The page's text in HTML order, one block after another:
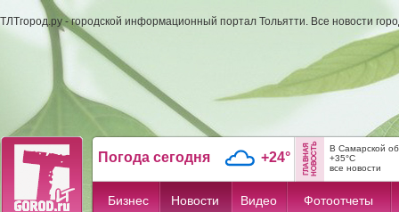
ТЛТгород.ру - городской информационный портал Тольятти. Все новости
Погода сегодня +24°
В Самарской
+35°C
все новости
Бизнес Новости Видео Фотоотчеты